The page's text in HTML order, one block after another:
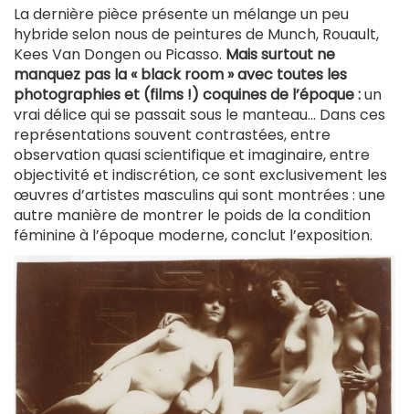
La dernière pièce présente un mélange un peu
hybride selon nous de peintures de Munch, Rouault,
Kees Van Dongen ou Picasso. Mais surtout ne
manquez pas la « black room » avec toutes les
photographies et (films !) coquines de l’époque :un
vrai délice qui se passait sous le manteau… Dans ces
représentations souvent contrastées, entre
observation quasi scientifique et imaginaire, entre
objectivité et indiscrétion, ce sont exclusivement les
œuvres d’artistes masculins qui sont montrées : une
autre manière de montrer le poids de la condition
féminine à l’époque moderne, conclut l’exposition.